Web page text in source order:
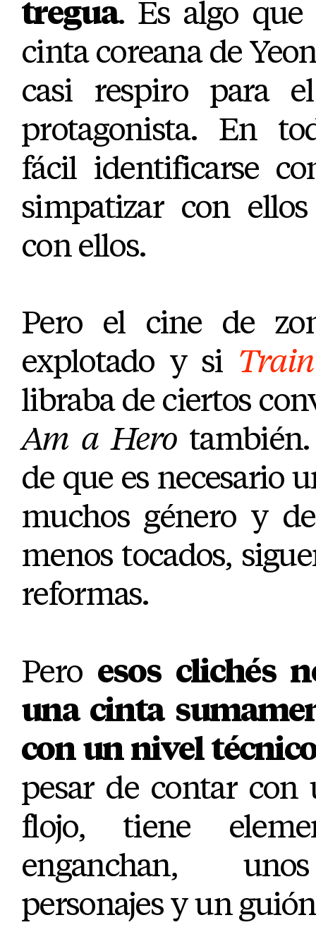
tregua. Es algo
cinta coreana de
casi respiro para
protagonista. En
fácil identificarse
simpatizar con
con ellos.
Pero el cine de
explotado y si
libraba de ciertos
Am a Herotambién.
de que es necesario
muchos género y
menos tocados,
reformas.
Pero esos clichés
una cinta
con un nivel
pesar de contar con
flojo, tiene
enganchan,
personajes y un